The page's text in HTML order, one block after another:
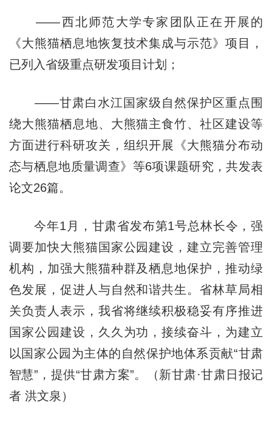
——西北师范大学专家团队正在开展的
《大熊猫栖息地恢复技术集成与示范》项目，
已列入省级重点研发项目计划；
——甘肃白水江国家级自然保护区重点围
绕大熊猫栖息地、大熊猫主食竹、社区建设等
方面进行科研攻关，组织开展《大熊猫分布动
态与栖息地质量调查》等6项课题研究，共发表
论文26篇。
今年1月，甘肃省发布第1号总林长令，强
调要加快大熊猫国家公园建设，建立完善管理
机构，加强大熊猫种群及栖息地保护，推动绿
色发展，促进人与自然和谐共生。省林草局相
关负责人表示，我省将继续积极稳妥有序推进
国家公园建设，久久为功，接续奋斗，为建立
以国家公园为主体的自然保护地体系贡献“甘肃
智慧”，提供“甘肃方案”。（新甘肃·甘肃日报记
者 洪文泉）